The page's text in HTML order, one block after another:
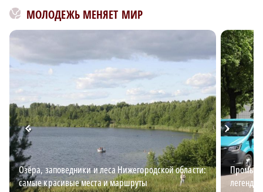
МОЛОДЕЖЬ МЕНЯЕТ МИР
Озёра, заповедники и леса Нижегородской области:
самые красивые места и маршруты